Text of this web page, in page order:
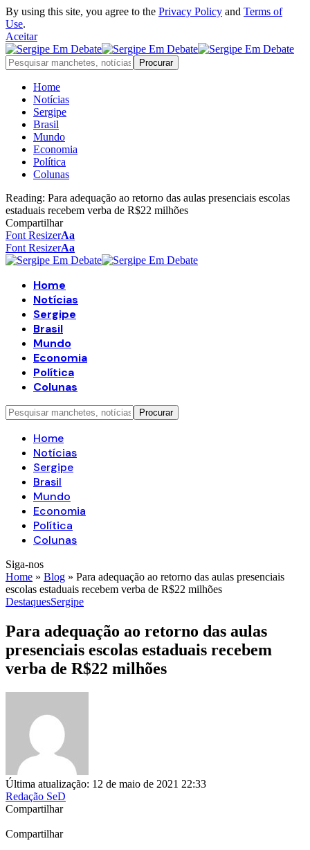
By using this site, you agree to the Privacy Policy and Terms of
Use.
Aceitar
Home
Notícias
Sergipe
Brasil
Mundo
Economia
Política
Colunas
Reading: Para adequação ao retorno das aulas presenciais escolas
estaduais recebem verba de R$22 milhões
Compartilhar
Font ResizerAa
Font ResizerAa
Home
Notícias
Sergipe
Brasil
Mundo
Economia
Política
Colunas
Home
Notícias
Sergipe
Brasil
Mundo
Economia
Política
Colunas
Siga-nos
Home » Blog » Para adequação ao retorno das aulas presenciais
escolas estaduais recebem verba de R$22 milhões
DestaquesSergipe
Para adequação ao retorno das aulas
presenciais escolas estaduais recebem
verba de R$22 milhões
Última atualização: 12 de maio de 2021 22:33
Redação SeD
Compartilhar
Compartilhar